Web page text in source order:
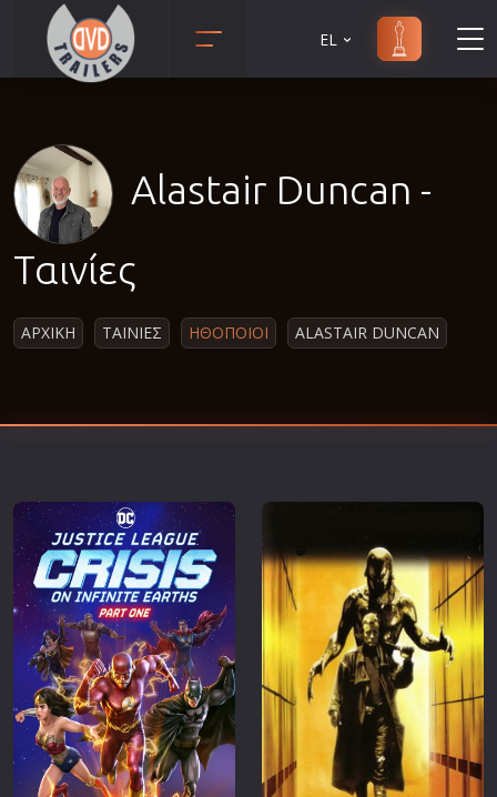
Αισθησιακές
Γουέστερν
Επιστημονικής Φαντασίας
Εποχής
Ευρωπαικός Κινηματογράφος
Θρησκευτικές
Θρίλερ
Ιστορικές
Κλασσικές
EL
Alastair Duncan -
Ταινίες
ΑΡΧΙΚΗ ΤΑΙΝΙΕΣ ΗΘΟΠΟΙΟΙ ALASTAIR DUNCAN